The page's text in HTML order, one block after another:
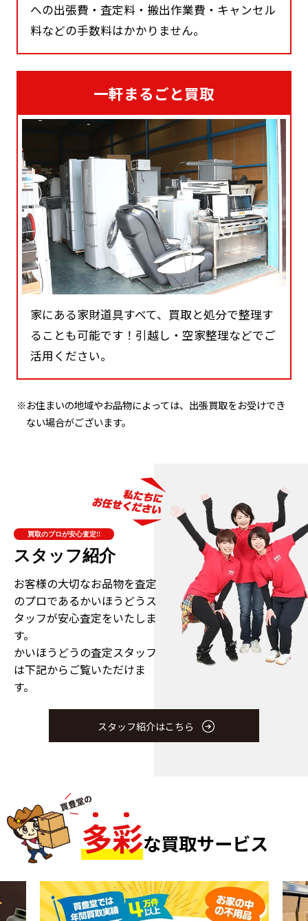
への出張費・査定料・搬出作業費・キャンセル
料などの手数料はかかりません。
一軒まるごと買取
家にある家財道具すべて、買取と処分で整理す
ることも可能です！引越し・空家整理などでご
活用ください。
※お住まいの地域やお品物によっては、出張買取をお受けでき
ない場合がございます。
買取のプロが安心査定!!
スタッフ紹介
お客様の大切なお品物を査定
のプロであるかいほうどうス
タッフが安心査定をいたしま
す。
かいほうどうの査定スタッフ
は下記からご覧いただけま
す。
スタッフ紹介はこちら
多彩な買取サービス